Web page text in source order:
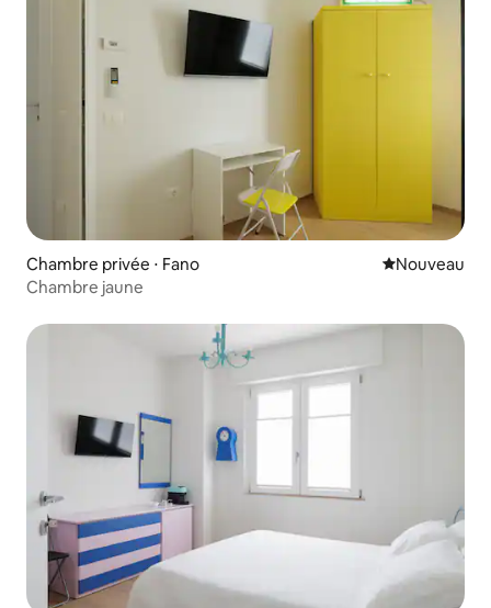
Chambre privée ⋅ Fano Nouvel
Nouveau
Chambre jaune